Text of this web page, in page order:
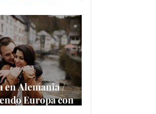
oportunidad
cámara
en Alemania /
Europa con